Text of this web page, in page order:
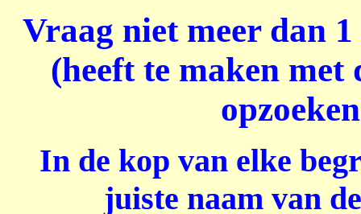
Vraag niet meer dan
(heeft te maken
In de kop van elke
juiste naam van